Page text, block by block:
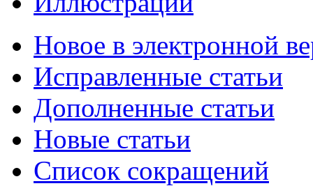
Новое в электронной
Исправленные статьи
Дополненные статьи
Новые статьи
Список сокращений